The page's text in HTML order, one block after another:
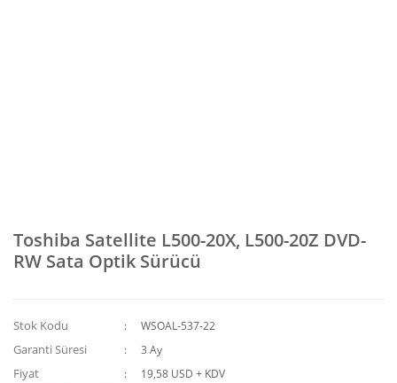
Toshiba Satellite L500-20X, L500-20Z DVD-
RW Sata Optik Sürücü
Stok Kodu WSOAL-537-22
Garanti Süresi 3 Ay
Fiyat
19,58 USD + KDV